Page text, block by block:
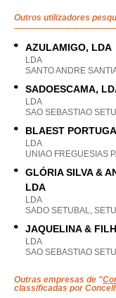
Outros utilizadores
AZULAMIGO, LDA
LDA
SANTO ANDRE
SADOESCAMA,
LDA
SAO SEBASTIAO
BLAEST
LDA
UNIAO FREGUESIAS
GLÓRIA SILVA &
LDA
LDA
SADO SETUBAL,
JAQUELINA &
LDA
SAO SEBASTIAO
Outras empresas de "
classificadas por